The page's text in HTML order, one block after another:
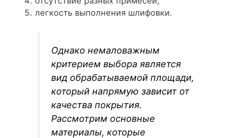
легкость выполнения шлифовки.
Однако немаловажным
критерием выбора является
вид обрабатываемой площади,
который напрямую зависит от
качества покрытия.
Рассмотрим основные
материалы, которые